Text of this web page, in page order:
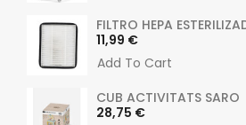
FILTRO HEPA
Preu
11,99 €
Add To Cart
CUB ACTIVITATS SARO
Preu
28,75 €